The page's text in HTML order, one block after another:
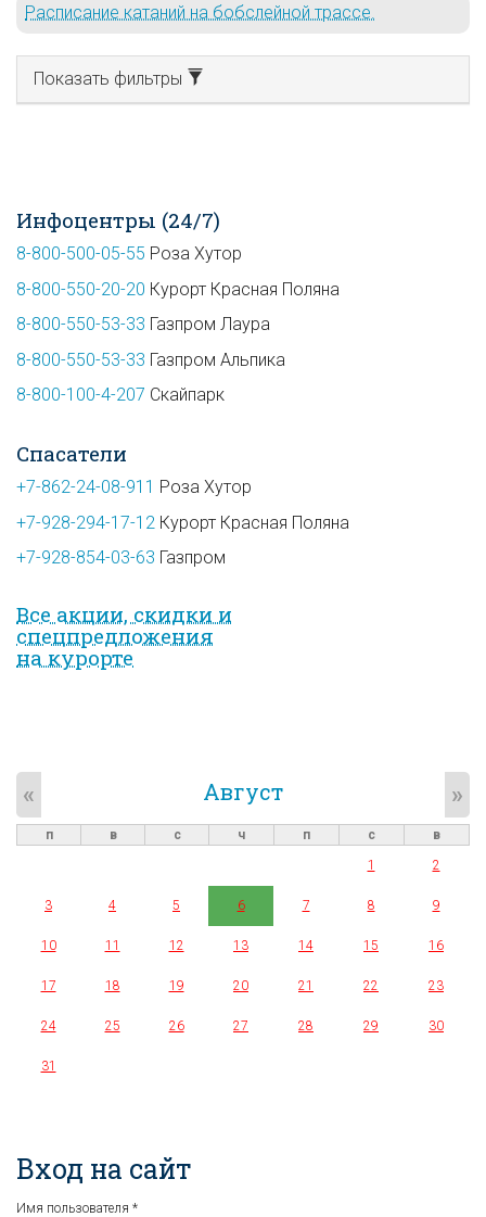
Расписание катаний на бобслейной трассе.
Показать фильтры
Инфоцентры (24/7)
8-800-500-05-55 Роза Хутор
8-800-550-20-20 Курорт Красная Поляна
8-800-550-53-33 Газпром Лаура
8-800-550-53-33 Газпром Альпика
8-800-100-4-207 Скайпарк
Спасатели
+7-862-24-08-911 Роза Хутор
+7-928-294-17-12 Курорт Красная Поляна
+7-928-854-03-63 Газпром
Все акции, скидки и
спец­предложе­ния
на курорте
Август
« »
п в с ч п с
в
1
2
3 4 5 6 7 8 9
10 11 12 13 14 15 16
17 18 19 20 21 22 23
24 25 26 27 28 29 30
31
Вход на сайт
Имя пользователя *